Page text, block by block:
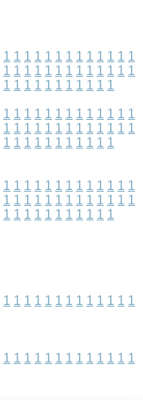
1 1 1 1 1 1 1 1 1 1 1 1 1
1 1 1 1 1 1 1 1 1 1 1 1 1
1 1 1 1 1 1 1 1 1 1 1
1 1 1 1 1 1 1 1 1 1 1 1 1
1 1 1 1 1 1 1 1 1 1 1 1 1
1 1 1 1 1 1 1 1 1 1 1
1 1 1 1 1 1 1 1 1 1 1 1 1
1 1 1 1 1 1 1 1 1 1 1 1 1
1 1 1 1 1 1 1 1 1 1 1
1 1 1 1 1 1 1 1 1 1 1 1 1
1 1 1 1 1 1 1 1 1 1 1 1 1